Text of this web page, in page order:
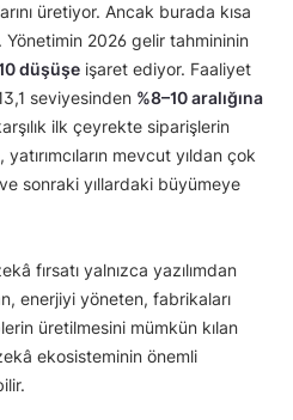
üretiyor. Ancak burada kısa
2026 gelir tahmininin
düşüşe işaret ediyor. Faaliyet
seviyesinden %8–10 aralığına
ilk çeyrekte siparişlerin
, yatırımcıların mevcut yıldan çok
sonraki yıllardaki büyümeye
fırsatı yalnızca yazılımdan
enerjiyi yöneten, fabrikaları
üretilmesini mümkün kılan
ekosisteminin önemli